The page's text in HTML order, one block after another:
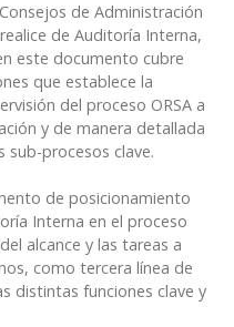
de Administración
de Auditoría Interna,
este documento cubre
que establece la
del proceso ORSA a
y de manera detallada
sub-procesos clave.
de posicionamiento
Interna en el proceso
alcance y las tareas a
como tercera línea de
distintas funciones clave y